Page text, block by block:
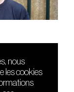
nous
les cookies